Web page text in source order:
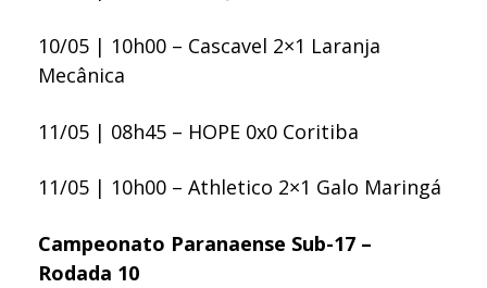
10/05 | 10h00 – Cascavel 2×1 Laranja
Mecânica
11/05 | 08h45 – HOPE 0x0 Coritiba
11/05 | 10h00 – Athletico 2×1 Galo Maringá
Campeonato Paranaense Sub-17 –
Rodada 10